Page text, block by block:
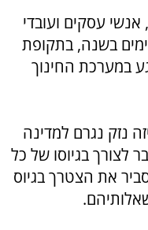
עסקים ועובדי
בשנה, בתקופת
במערכת החינוך
נזק נגרם למדינה
לצורך בגיוסו של כל
את הצטרך בגיוס